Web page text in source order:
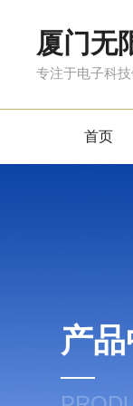
厦门无
专注于电子科
首页
产